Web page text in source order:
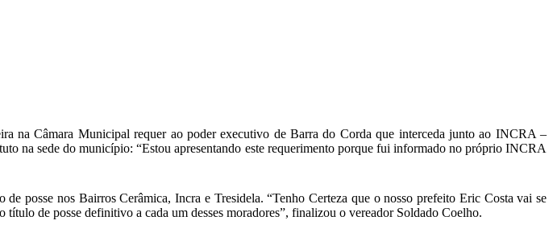
na Câmara Municipal requer ao poder executivo de Barra do Corda que interceda junto ao INCRA –
na sede do município: “Estou apresentando este requerimento porque fui informado no próprio INCRA
posse nos Bairros Cerâmica, Incra e Tresidela. “Tenho Certeza que o nosso prefeito Eric Costa vai se
de posse definitivo a cada um desses moradores”, finalizou o vereador Soldado Coelho.